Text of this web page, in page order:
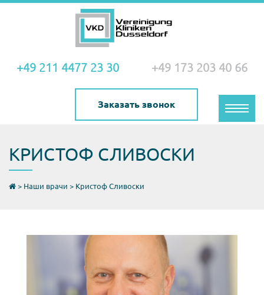
+49 211 4477 23 30 +49 173 203 40 66
Заказать звонок
Toggle
КРИСТОФ СЛИВОСКИ
> Наши врачи > Кристоф Сливоски